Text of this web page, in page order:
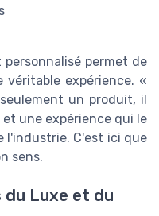
permet de
expérience. «
un produit, il
une expérience qui le
l'industrie. C'est ici que
sens.
du Luxe et du